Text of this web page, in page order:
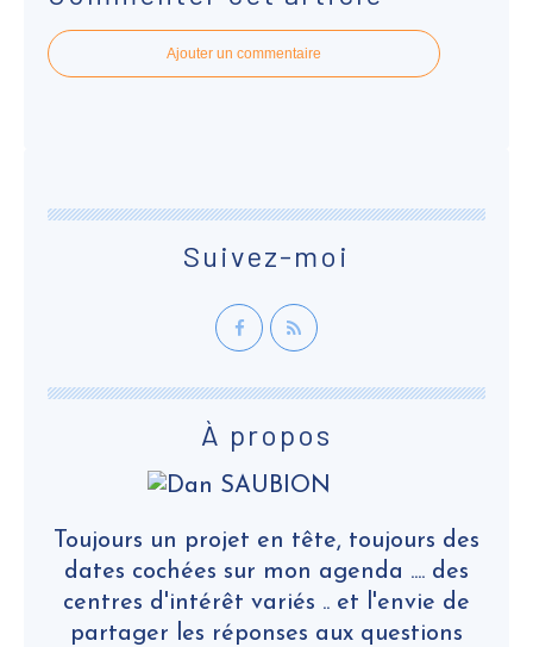
Ajouter un commentaire
Suivez-moi
À propos
Toujours un projet en tête, toujours des
dates cochées sur mon agenda .... des
centres d'intérêt variés .. et l'envie de
partager les réponses aux questions